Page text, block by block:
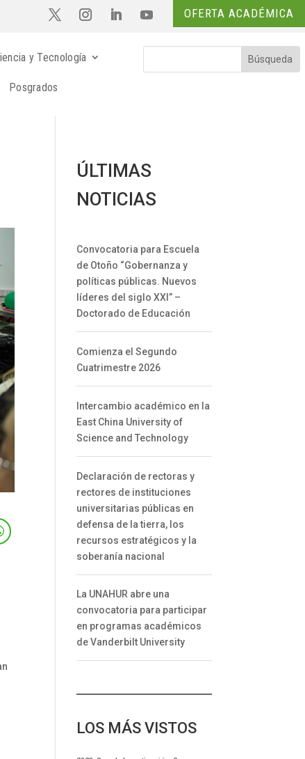
OFERTA ACADÉMICA
y Tecnología
Posgrados
ÚLTIMAS
NOTICIAS
Convocatoria para Escuela
de Otoño “Gobernanza y
políticas públicas. Nuevos
líderes del siglo XXI” –
Doctorado de Educación
Comienza el Segundo
Cuatrimestre 2026
Intercambio académico en la
East China University of
Science and Technology
Declaración de rectoras y
rectores de instituciones
universitarias públicas en
defensa de la tierra, los
recursos estratégicos y la
soberanía nacional
La UNAHUR abre una
convocatoria para participar
en programas académicos
de Vanderbilt University
LOS MÁS VISTOS